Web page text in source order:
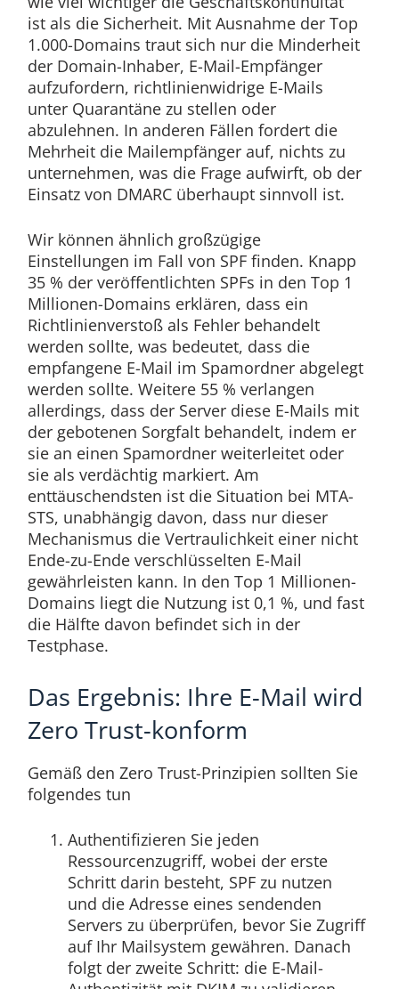
ist als die Sicherheit. Mit Ausnahme der Top
1.000-Domains traut sich nur die Minderheit
der Domain-Inhaber, E-Mail-Empfänger
aufzufordern, richtlinienwidrige E-Mails
unter Quarantäne zu stellen oder
abzulehnen. In anderen Fällen fordert die
Mehrheit die Mailempfänger auf, nichts zu
unternehmen, was die Frage aufwirft, ob der
Einsatz von DMARC überhaupt sinnvoll ist.
Wir können ähnlich großzügige
Einstellungen im Fall von SPF finden. Knapp
35 % der veröffentlichten SPFs in den Top 1
Millionen-Domains erklären, dass ein
Richtlinienverstoß als Fehler behandelt
werden sollte, was bedeutet, dass die
empfangene E-Mail im Spamordner abgelegt
werden sollte. Weitere 55 % verlangen
allerdings, dass der Server diese E-Mails mit
der gebotenen Sorgfalt behandelt, indem er
sie an einen Spamordner weiterleitet oder
sie als verdächtig markiert. Am
enttäuschendsten ist die Situation bei MTA-
STS, unabhängig davon, dass nur dieser
Mechanismus die Vertraulichkeit einer nicht
Ende-zu-Ende verschlüsselten E-Mail
gewährleisten kann. In den Top 1 Millionen-
Domains liegt die Nutzung ist 0,1 %, und fast
die Hälfte davon befindet sich in der
Testphase.
Das Ergebnis: Ihre E-Mail wird
Zero Trust-konform
Gemäß den Zero Trust-Prinzipien sollten Sie
folgendes tun
Authentifizieren Sie jeden
Ressourcenzugriff, wobei der erste
Schritt darin besteht, SPF zu nutzen
und die Adresse eines sendenden
Servers zu überprüfen, bevor Sie Zugriff
auf Ihr Mailsystem gewähren. Danach
folgt der zweite Schritt: die E-Mail-